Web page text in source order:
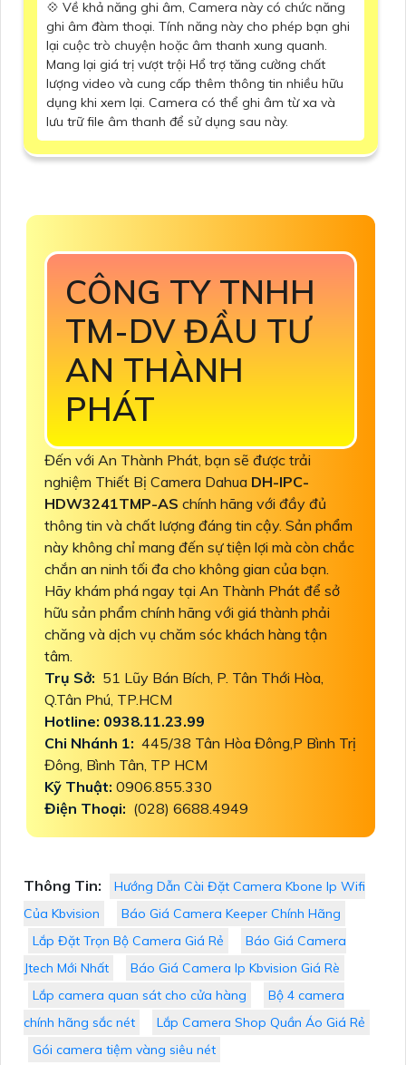
💠 Về khả năng ghi âm, Camera này có chức năng
ghi âm đàm thoại. Tính năng này cho phép bạn ghi
lại cuộc trò chuyện hoặc âm thanh xung quanh.
Mang lại giá trị vượt trội Hổ trợ tăng cường chất
lượng video và cung cấp thêm thông tin nhiều hữu
dụng khi xem lại. Camera có thể ghi âm từ xa và
lưu trữ file âm thanh để sử dụng sau này.
CÔNG TY TNHH
TM-DV ĐẦU TƯ
AN THÀNH
PHÁT
Đến với An Thành Phát, bạn sẽ được trải
nghiệm Thiết Bị Camera Dahua DH-IPC-
HDW3241TMP-AS chính hãng với đầy đủ
thông tin và chất lượng đáng tin cậy. Sản phẩm
này không chỉ mang đến sự tiện lợi mà còn chắc
chắn an ninh tối đa cho không gian của bạn.
Hãy khám phá ngay tại An Thành Phát để sở
hữu sản phẩm chính hãng với giá thành phải
chăng và dịch vụ chăm sóc khách hàng tận
tâm.
Trụ Sở: 51 Lũy Bán Bích, P. Tân Thới Hòa,
Q.Tân Phú, TP.HCM
Hotline: 0938.11.23.99
Chi Nhánh 1: 445/38 Tân Hòa Đông,P Bình Trị
Đông, Bình Tân, TP HCM
Kỹ Thuật: 0906.855.330
Điện Thoại: (028) 6688.4949
Thông Tin:
Hướng Dẫn Cài Đặt Camera Kbone Ip Wifi
Của Kbvision
Báo Giá Camera Keeper Chính Hãng
Lắp Đặt Trọn Bộ Camera Giá Rẻ
Báo Giá Camera
Jtech Mới Nhất
Báo Giá Camera Ip Kbvision Giá Rè
Lắp camera quan sát cho cửa hàng
Bộ 4 camera
chính hãng sắc nét
Lắp Camera Shop Quần Áo Giá Rẻ
Gói camera tiệm vàng siêu nét